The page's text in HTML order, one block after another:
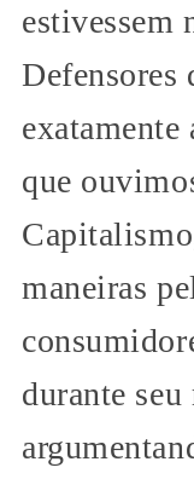
estivessem
Defensores
exatamente
que
maneiras
durante